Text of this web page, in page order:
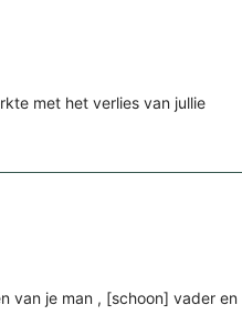
met het verlies van jullie
van je man , [schoon] vader en